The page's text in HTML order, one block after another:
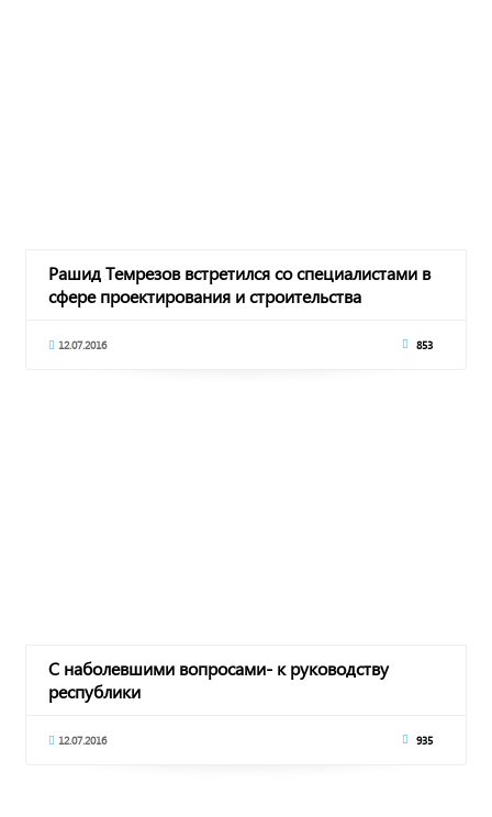
Рашид Темрезов встретился со специалистами в
сфере проектирования и строительства
12.07.2016 853
С наболевшими вопросами- к руководству
республики
12.07.2016 935